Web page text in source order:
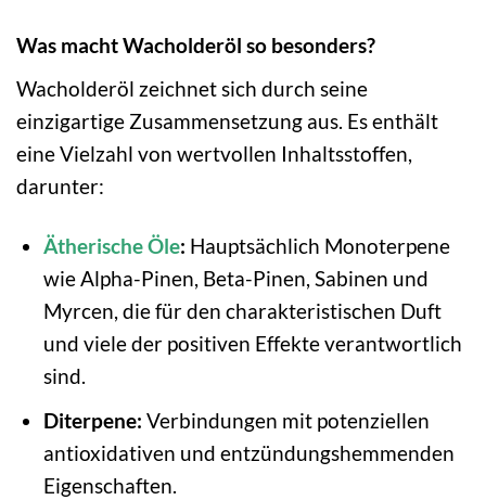
Was macht Wacholderöl so besonders?
Wacholderöl zeichnet sich durch seine
einzigartige Zusammensetzung aus. Es enthält
eine Vielzahl von wertvollen Inhaltsstoffen,
darunter:
Ätherische Öle: Hauptsächlich Monoterpene
wie Alpha-Pinen, Beta-Pinen, Sabinen und
Myrcen, die für den charakteristischen Duft
und viele der positiven Effekte verantwortlich
sind.
Diterpene: Verbindungen mit potenziellen
antioxidativen und entzündungshemmenden
Eigenschaften.